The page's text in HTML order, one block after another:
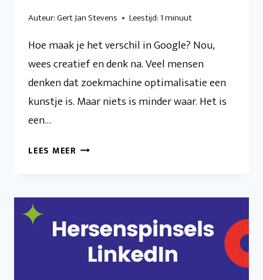
Auteur:Gert Jan Stevens Leestijd:1minuut
Hoe maak je het verschil in Google? Nou,
wees creatief en denk na. Veel mensen
denken dat zoekmachine optimalisatie een
kunstje is. Maar niets is minder waar. Het is
een…
LEES MEER PROFITEER